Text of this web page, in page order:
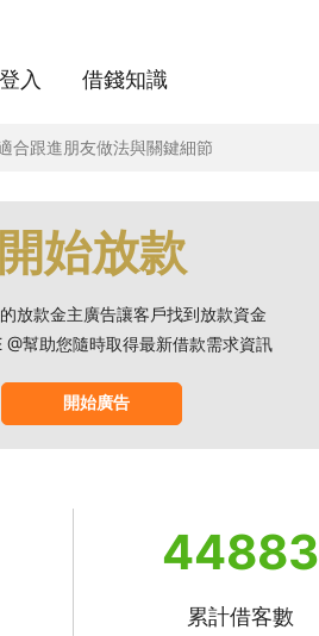
入 借錢知識
合跟進朋友做法與關鍵細節
開始放款
放款金主廣告讓客戶找到放款資金
@幫助您隨時取得最新借款需求資訊
開始廣告
44883
累計借客數